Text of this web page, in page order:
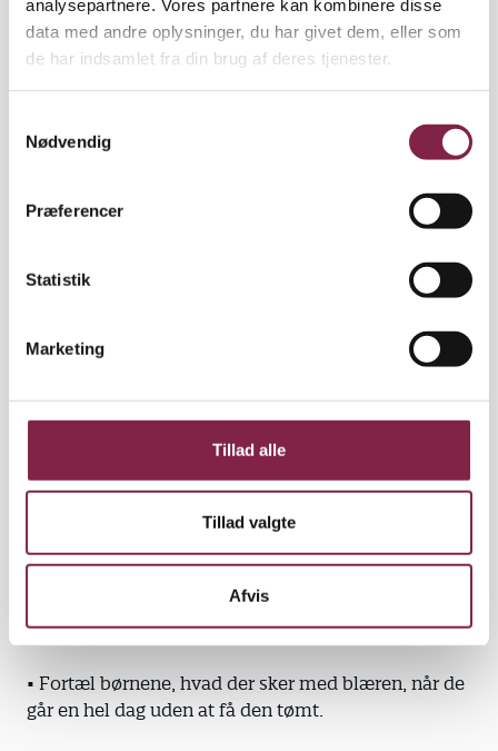
analysepartnere. Vores partnere kan kombinere disse
data med andre oplysninger, du har givet dem, eller som
de har indsamlet fra din brug af deres tjenester.
Nødvendig
Præferencer
Statistik
Marketing
Tillad alle
Tillad valgte
Afvis
sidder de ofte på rad og række - med eller uden en
skillevæg imellem og uden døre. Det er et
kæmpestort problem, og pædagogerne bør lægge
pres på de respektive forvaltninger, så børnene får
optimale forhold. Jeg ved godt, at det er en politisk
beslutning og et spørgsmål om økonomi, men hvis
problemet, så sker der i hvert fald slet ikke noget."
• Bebrejd aldrig børnene.
• Tag børnene alvorligt og tro dem, når de siger, at
de ikke kan mærke, at de skal på toilettet.
• Giv information om emnet til kolleger, børn og
børnene kommer til læge/kontinenssygeplejerske
og bliver udredt.
• Fortæl børnene, hvad der sker med blæren, når de
går en hel dag uden at få den tømt.